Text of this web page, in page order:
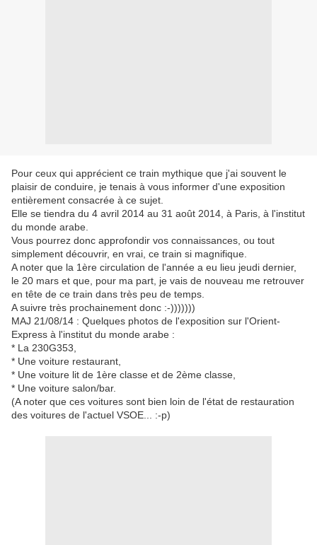
Pour ceux qui apprécient ce train mythique que j'ai souvent le
plaisir de conduire, je tenais à vous informer d'une exposition
entièrement consacrée à ce sujet.
Elle se tiendra du 4 avril 2014 au 31 août 2014, à Paris, à l'institut
du monde arabe.
Vous pourrez donc approfondir vos connaissances, ou tout
simplement découvrir, en vrai, ce train si magnifique.
A noter que la 1ère circulation de l'année a eu lieu jeudi dernier,
le 20 mars et que, pour ma part, je vais de nouveau me retrouver
en tête de ce train dans très peu de temps.
A suivre très prochainement donc :-)))))))
MAJ 21/08/14 : Quelques photos de l'exposition sur l'Orient-
Express à l'institut du monde arabe :
* La 230G353,
* Une voiture restaurant,
* Une voiture lit de 1ère classe et de 2ème classe,
* Une voiture salon/bar.
(A noter que ces voitures sont bien loin de l'état de restauration
des voitures de l'actuel VSOE... :-p)